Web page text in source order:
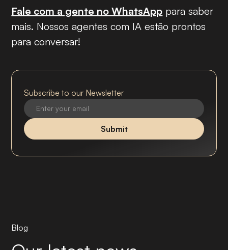
Fale com a gente no WhatsApp para saber
mais. Nossos agentes com IA estão prontos
para conversar!
Subscribe to our Newsletter
Blog